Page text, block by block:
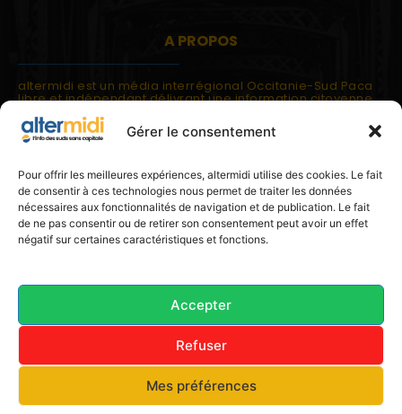
Gérer le consentement
Pour offrir les meilleures expériences, altermidi utilise des cookies. Le fait
de consentir à ces technologies nous permet de traiter les données
nécessaires aux fonctionnalités de navigation et de publication. Le fait
de ne pas consentir ou de retirer son consentement peut avoir un effet
négatif sur certaines caractéristiques et fonctions.
Accepter
Refuser
Mes préférences
A PROPOS
altermidi est un média interrégional Occitanie-Sud Paca
libre et indépendant délivrant une information citoyenne
altermidi est ouvert sur les suds, la méditerranée,
l'europe.
altermidi aborde des thématiques globales évaluées à
partir des constats de terrain ou d'analyses à l'échelon
local.
altermidi c'est l'information capitale, sans capitale.
© 2025 altermidi.org - Les amis d'altermidi
Conditions générales Politique de cookies (UE) Avertissement